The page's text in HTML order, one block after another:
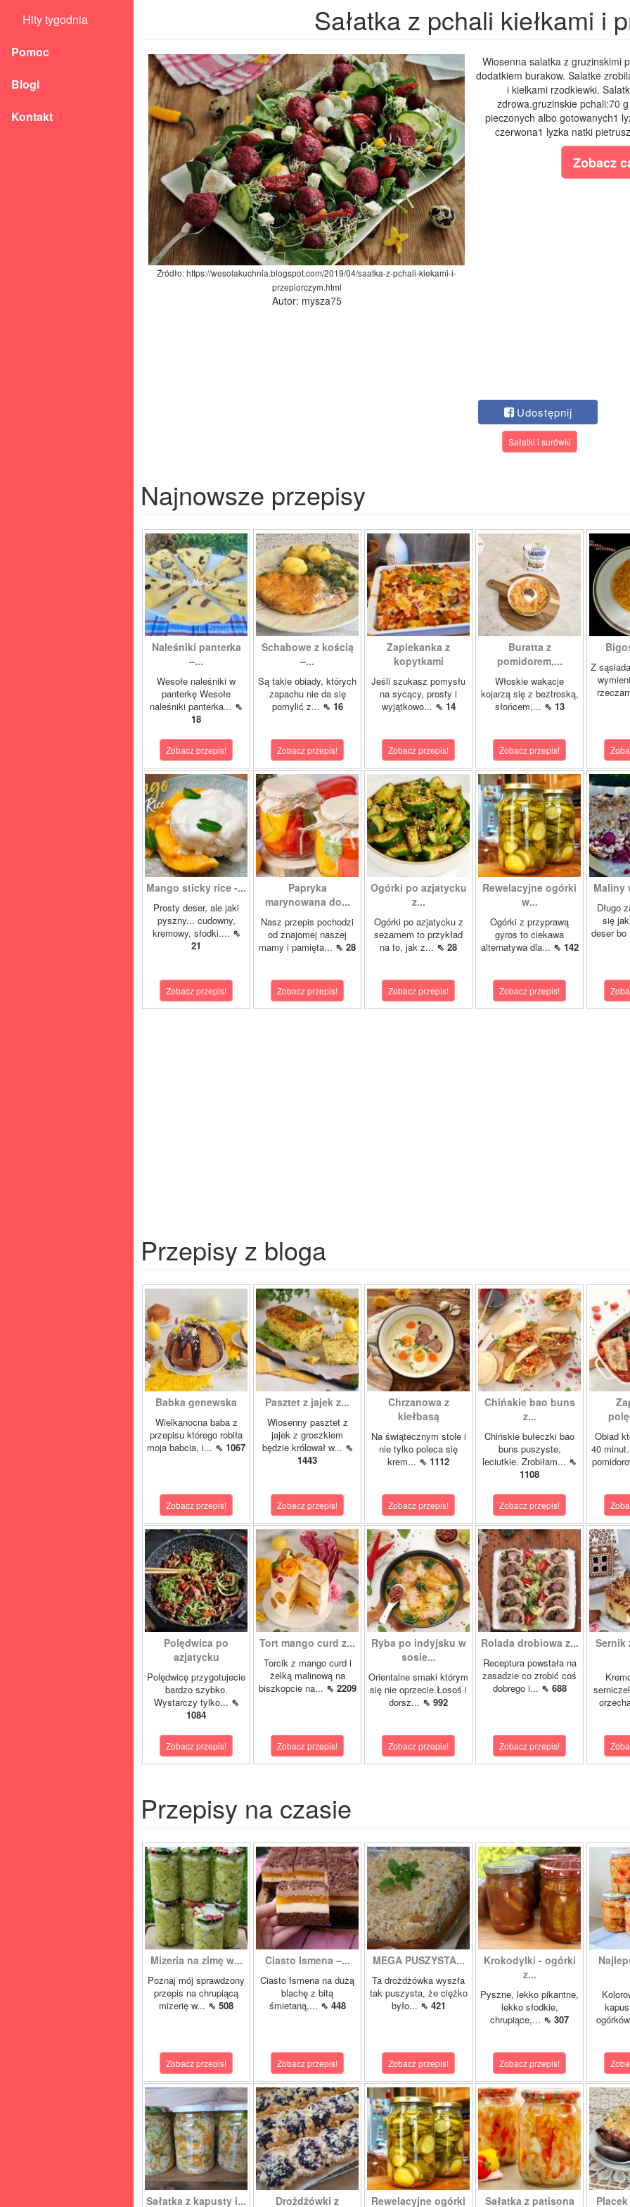
Hity tygodnia
Pomoc
Blogi
Kontakt
Sałatka z pchali kiełkami i
Źródło: https://wesolakuchnia.blogspot.com/2019/04/saatka-z-pchali-kiekami-i-
przepiorczym.html
Autor: mysza75
Wiosenna salatka z gruzinskimi
dodatkiem burakow. Salatke
i kielkami rzodkiewki.
zdrowa.gruzinskie pchali:70
pieczonych albo gotowanych1
czerwona1 lyzka natki
Zobacz
Udostępnij
Sałatki i surówki
Najnowsze przepisy
Naleśniki panterka
–...
Wesołe naleśniki w
panterkę Wesołe
naleśniki panterka... ⇖
18
Zobacz przepis!
Schabowe z kością
–...
Są takie obiady, których
zapachu nie da się
pomylić z... ⇖ 16
Zobacz przepis!
Zapiekanka z
kopytkami
Jeśli szukasz pomysłu
na sycący, prosty i
wyjątkowo... ⇖ 14
Zobacz przepis!
Buratta z
pomidorem,...
Włoskie wakacje
kojarzą się z beztroską,
słońcem,... ⇖ 13
Zobacz przepis!
Z
Mango sticky rice -...
Prosty deser, ale jaki
pyszny... cudowny,
kremowy, słodki.... ⇖
21
Zobacz przepis!
Papryka
marynowana do...
Nasz przepis pochodzi
od znajomej naszej
mamy i pamięta... ⇖ 28
Zobacz przepis!
Ogórki po azjatycku
z...
Ogórki po azjatycku z
sezamem to przykład
na to, jak z... ⇖ 28
Zobacz przepis!
Rewelacyjne ogórki
w...
Ogórki z przyprawą
gyros to ciekawa
alternatywa dla... ⇖ 142
Zobacz przepis!
Maliny
Długo
się
deser bo
Przepisy z bloga
Babka genewska
Wielkanocna baba z
przepisu którego robiła
moja babcia, i... ⇖ 1067
Zobacz przepis!
Pasztet z jajek z...
Wiosenny pasztet z
jajek z groszkiem
będzie królował w... ⇖
1443
Zobacz przepis!
Chrzanowa z
kiełbasą
Na świątecznym stole i
nie tylko poleca się
krem... ⇖ 1112
Zobacz przepis!
Chińskie bao buns
z...
Chińskie bułeczki bao
buns puszyste,
leciutkie. Zrobiłam... ⇖
1108
Zobacz przepis!
Obiad
40
Polędwica po
azjatycku
Polędwicę przygotujecie
bardzo szybko.
Wystarczy tylko... ⇖
1084
Zobacz przepis!
Tort mango curd z...
Torcik z mango curd i
żelką malinową na
biszkopcie na... ⇖ 2209
Zobacz przepis!
Ryba po indyjsku w
sosie...
Orientalne smaki którym
się nie oprzecie.Łosoś i
dorsz... ⇖ 992
Zobacz przepis!
Rolada drobiowa z...
Receptura powstała na
zasadzie co zrobić coś
dobrego i... ⇖ 688
Zobacz przepis!
Sernik
Przepisy na czasie
Mizeria na zimę w...
Poznaj mój sprawdzony
przepis na chrupiącą
mizerię w... ⇖ 508
Zobacz przepis!
Ciasto Ismena –...
Ciasto Ismena na dużą
blachę z bitą
śmietaną,... ⇖ 448
Zobacz przepis!
MEGA PUSZYSTA...
Ta drożdżówka wyszła
tak puszysta, że ciężko
było... ⇖ 421
Zobacz przepis!
Krokodylki - ogórki
z...
Pyszne, lekko pikantne,
lekko słodkie,
chrupiące,... ⇖ 307
Zobacz przepis!
Sałatka z kapusty i... Drożdżówki z Rewelacyjne ogórki Sałatka z patisona